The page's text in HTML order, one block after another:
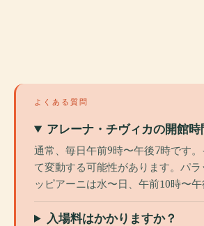
よくある質問
アレーナ・チヴィカの開館時
通常、毎日午前9時〜午後7時です
て変動する可能性があります。パ
ッピアーニは水〜日、午前10時〜午
入場料はかかりますか？